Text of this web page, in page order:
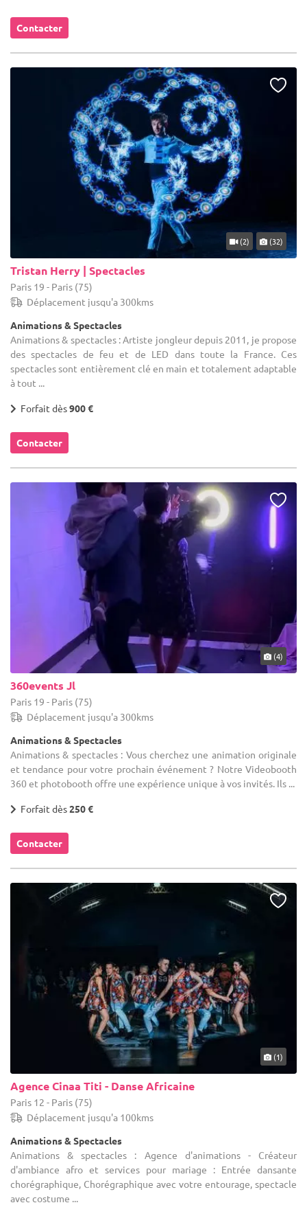
Contacter
(2) (32)
Tristan Herry | Spectacles
Paris 19 - Paris (75)
Déplacement jusqu'a 300kms
Animations & Spectacles
Animations & spectacles : Artiste jongleur depuis 2011, je propose
des spectacles de feu et de LED dans toute la France. Ces
spectacles sont entièrement clé en main et totalement adaptable
à tout ...
Forfait dès900 €
Contacter
(4)
360events Jl
Paris 19 - Paris (75)
Déplacement jusqu'a 300kms
Animations & Spectacles
Animations & spectacles : Vous cherchez une animation originale
et tendance pour votre prochain événement ? Notre Videobooth
360 et photobooth offre une expérience unique à vos invités. Ils ...
Forfait dès250 €
Contacter
(1)
Agence Cinaa Titi - Danse Africaine
Paris 12 - Paris (75)
Déplacement jusqu'a 100kms
Animations & Spectacles
Animations & spectacles : Agence d'animations - Créateur
d'ambiance afro et services pour mariage : Entrée dansante
chorégraphique, Chorégraphique avec votre entourage, spectacle
avec costume ...